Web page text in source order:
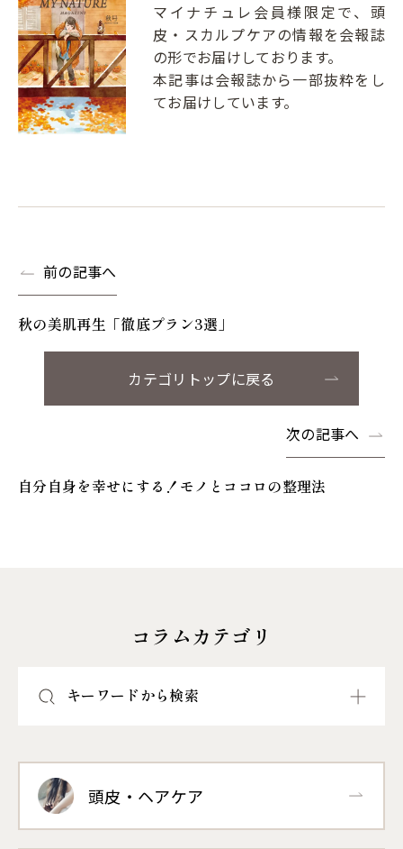
マイナチュレ会員様限定で、頭
皮・スカルプケアの情報を会報誌
の形でお届けしております。
本記事は会報誌から一部抜粋をし
てお届けしています。
前の記事へ
秋の美肌再生「徹底プラン3選」
カテゴリトップに戻る
次の記事へ
自分自身を幸せにする！モノとココロの整理法
コラムカテゴリ
キーワードから検索
頭皮・ヘアケア